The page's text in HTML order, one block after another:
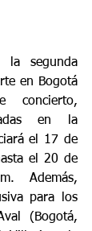
la segunda
en Bogotá
en la
el 17 de
el 20 de
Además,
para los
(Bogotá,